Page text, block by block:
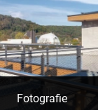
Fotografie